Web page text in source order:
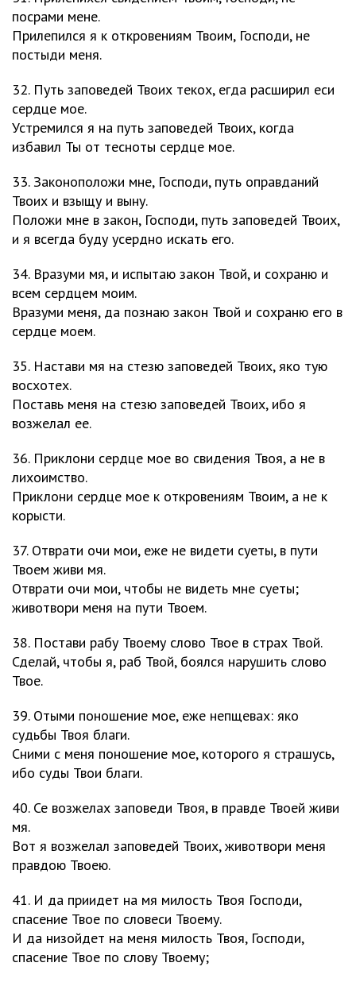
посрами мене.
Прилепился я к откровениям Твоим, Господи, не
постыди меня.
32. Путь заповедей Твоих текох, егда расширил еси
сердце мое.
Устремился я на путь заповедей Твоих, когда
избавил Ты от тесноты сердце мое.
33. Законоположи мне, Господи, путь оправданий
Твоих и взыщу и выну.
Положи мне в закон, Господи, путь заповедей Твоих,
и я всегда буду усердно искать его.
34. Вразуми мя, и испытаю закон Твой, и сохраню и
всем сердцем моим.
Вразуми меня, да познаю закон Твой и сохраню его в
сердце моем.
35. Настави мя на стезю заповедей Твоих, яко тую
восхотех.
Поставь меня на стезю заповедей Твоих, ибо я
возжелал ее.
36. Приклони сердце мое во свидения Твоя, а не в
лихоимство.
Приклони сердце мое к откровениям Твоим, а не к
корысти.
37. Отврати очи мои, еже не видети суеты, в пути
Твоем живи мя.
Отврати очи мои, чтобы не видеть мне суеты;
животвори меня на пути Твоем.
38. Постави рабу Твоему слово Твое в страх Твой.
Сделай, чтобы я, раб Твой, боялся нарушить слово
Твое.
39. Отыми поношение мое, еже непщевах: яко
судьбы Твоя благи.
Сними с меня поношение мое, которого я страшусь,
ибо суды Твои благи.
40. Се возжелах заповеди Твоя, в правде Твоей живи
мя.
Вот я возжелал заповедей Твоих, животвори меня
правдою Твоею.
41. И да приидет на мя милость Твоя Господи,
спасение Твое по словеси Твоему.
И да низойдет на меня милость Твоя, Господи,
спасение Твое по слову Твоему;